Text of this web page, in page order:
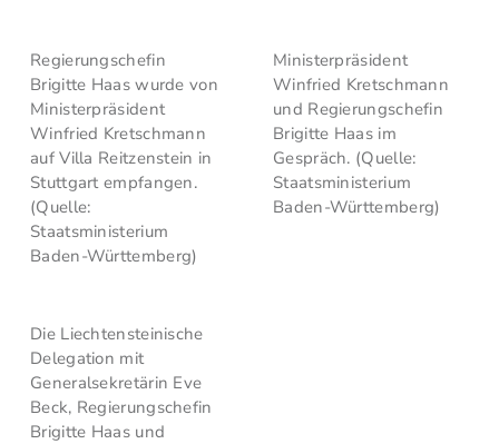
Regierungschefin
Brigitte Haas wurde von
Ministerpräsident
Winfried Kretschmann
auf Villa Reitzenstein in
Stuttgart empfangen.
(Quelle:
Staatsministerium
Baden-Württemberg)
Ministerpräsident
Winfried Kretschmann
und Regierungschefin
Brigitte Haas im
Gespräch. (Quelle:
Staatsministerium
Baden-Württemberg)
Die Liechtensteinische
Delegation mit
Generalsekretärin Eve
Beck, Regierungschefin
Brigitte Haas und